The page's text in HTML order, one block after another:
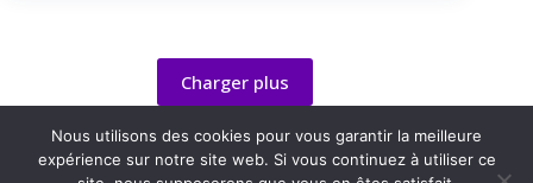
Charger plus
Conditions générales Contact
Nous utilisons des cookies pour vous garantir la meilleure
expérience sur notre site web. Si vous continuez à utiliser ce